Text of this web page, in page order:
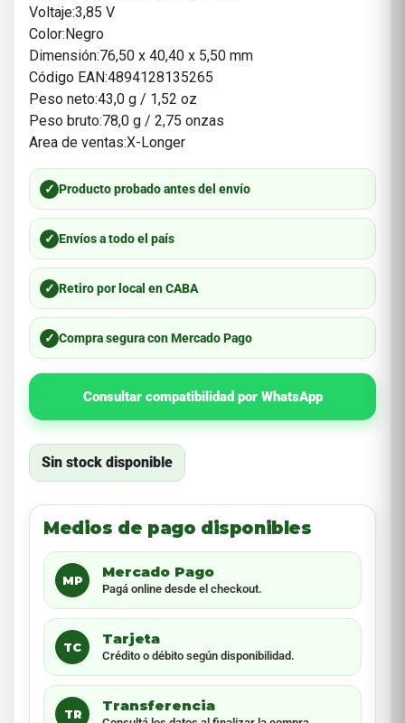
Voltaje:3,85 V
Color:Negro
Dimensión:76,50 x 40,40 x 5,50 mm
Código EAN:4894128135265
Peso neto:43,0 g / 1,52 oz
Peso bruto:78,0 g / 2,75 onzas
Area de ventas:X-Longer
✓ Producto probado antes del envío
✓ Envíos a todo el país
✓ Retiro por local en CABA
✓ Compra segura con Mercado Pago
Consultar compatibilidad por WhatsApp
Sin stock disponible
Medios de pago disponibles
MP
Mercado Pago
Pagá online desde el checkout.
TC
Tarjeta
Crédito o débito según disponibilidad.
TR
Transferencia